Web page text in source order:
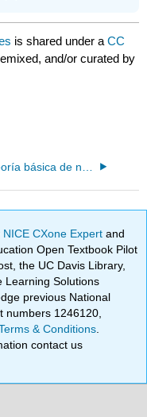
is shared under aCC
and/or curated by
NICE CXone Expertand
Open Textbook Pilot
the UC Davis Library,
Learning Solutions
previous National
numbers 1246120,
& Conditions
contact us